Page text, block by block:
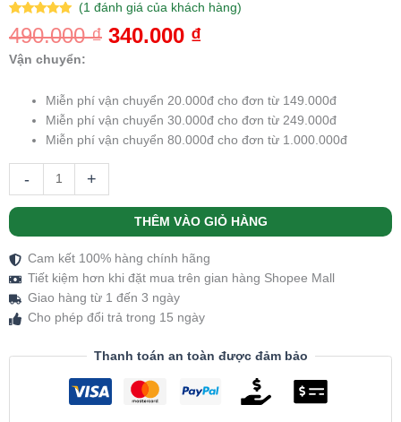
5.00 trên 5
dựa trên
(1đánh giá của khách hàng)
490.000₫ 340.000 ₫
Vận chuyển:
Miễn phí vận chuyển 20.000đ cho đơn từ 149.000đ
Miễn phí vận chuyển 30.000đ cho đơn từ 249.000đ
Miễn phí vận chuyển 80.000đ cho đơn từ 1.000.000đ
- +
THÊM VÀO GIỎ HÀNG
Cam kết 100% hàng chính hãng
Tiết kiệm hơn khi đặt mua trên gian hàng Shopee Mall
Giao hàng từ 1 đến 3 ngày
Cho phép đổi trả trong 15 ngày
Thanh toán an toàn được đảm bảo